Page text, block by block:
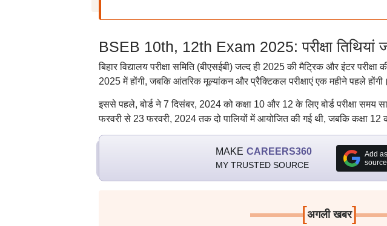
BSEB 10th, 12th Exam 2025: परीक्षा तिथियां
बिहार विद्यालय परीक्षा समिति (बीएसईबी) जल्द ही 2025 की मैट्रिक और इंटर परीक्षा
2025 में होंगी, जबकि आंतरिक मूल्यांकन और प्रैक्टिकल परीक्षाएं एक महीने पहले होंगी।
इससे पहले, बोर्ड ने 7 दिसंबर, 2024 को कक्षा 10 और 12 के लिए बोर्ड परीक्षा समय
फरवरी से 23 फरवरी, 2024 तक दो पालियों में आयोजित की गई थी, जबकि कक्षा 12
MAKE CAREERS360
MY TRUSTED SOURCE
Add
[अगली खबर]